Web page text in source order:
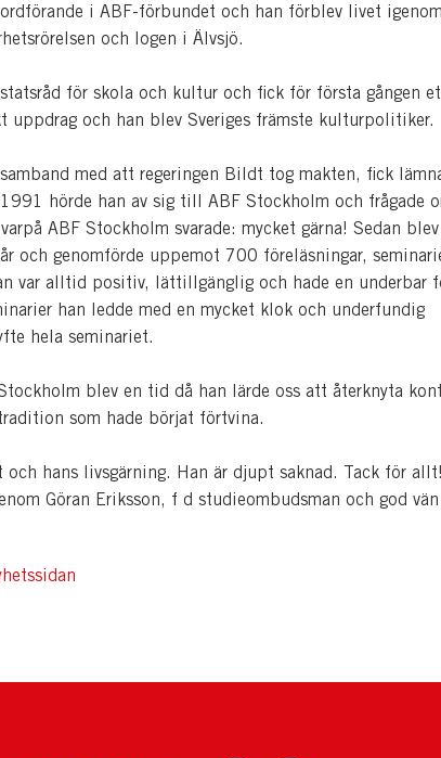
i ABF-förbundet och han förblev livet igenom
och logen i Älvsjö.
för skola och kultur och fick för första gången
och han blev Sveriges främste kulturpolitiker.
med att regeringen Bildt tog makten, fick
hörde han av sig till ABF Stockholm och frågade
ABF Stockholm svarade: mycket gärna! Sedan
och genomförde uppemot 700 föreläsningar,
var alltid positiv, lättillgänglig och hade en underbar
han ledde med en mycket klok och underfundig
hela seminariet.
blev en tid då han lärde oss att återknyta
som hade börjat förtvina.
och hans livsgärning. Han är djupt saknad. Tack för allt!
Göran Eriksson, f d studieombudsman och god vän